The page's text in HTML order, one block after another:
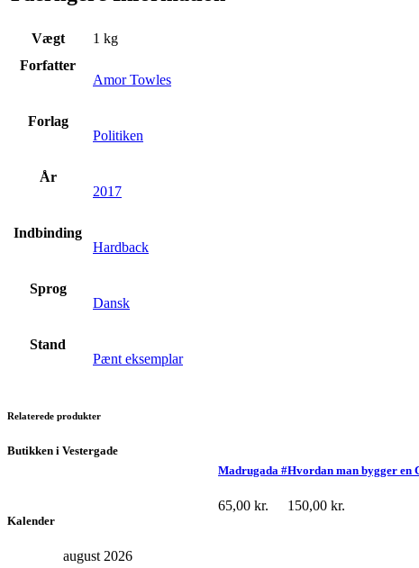
Vægt
1 kg
Forfatter
Amor Towles
Forlag
Politiken
År
2017
Indbinding
Hardback
Sprog
Dansk
Stand
Pænt eksemplar
Relaterede produkter
Hvordan man bygger en
150,00 kr.
Madrugada #
65,00 kr.
Butikken i Vestergade
Kalender
august 2026